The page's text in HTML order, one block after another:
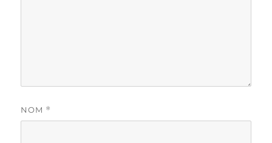
NOM *